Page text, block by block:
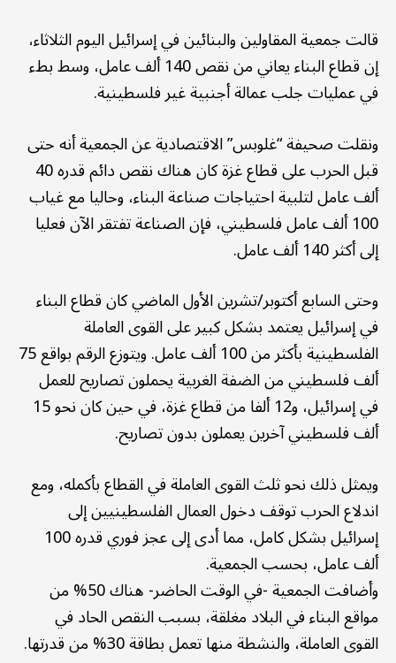
قالت جمعية المقاولين والبنائين في إسرائيل اليوم الثلاثاء،
إن قطاع البناء يعاني من نقص 140 ألف عامل، وسط بطء
في عمليات جلب عمالة أجنبية غير فلسطينية.
ونقلت صحيفة “غلوبس” الاقتصادية عن الجمعية أنه حتى
قبل الحرب على قطاع غزة كان هناك نقص دائم قدره 40
ألف عامل لتلبية احتياجات صناعة البناء، وحاليا مع غياب
100 ألف عامل فلسطيني، فإن الصناعة تفتقر الآن فعليا
إلى أكثر 140 ألف عامل.
وحتى السابع أكتوبر/تشرين الأول الماضي كان قطاع البناء
في إسرائيل يعتمد بشكل كبير على القوى العاملة
الفلسطينية بأكثر من 100 ألف عامل. ويتوزع الرقم بواقع 75
ألف فلسطيني من الضفة الغربية يحملون تصاريح للعمل
في إسرائيل، و12 ألفا من قطاع غزة، في حين كان نحو 15
ألف فلسطيني آخرين يعملون بدون تصاريح.
ويمثل ذلك نحو ثلث القوى العاملة في القطاع بأكمله، ومع
اندلاع الحرب توقف دخول العمال الفلسطينيين إلى
إسرائيل بشكل كامل، مما أدى إلى عجز فوري قدره 100
ألف عامل، بحسب الجمعية.
وأضافت الجمعية -في الوقت الحاضر- هناك 50% من
مواقع البناء في البلاد مغلقة، بسبب النقص الحاد في
القوى العاملة، والنشطة منها تعمل بطاقة 30% من قدرتها.